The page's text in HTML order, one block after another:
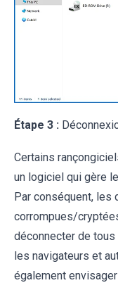
Étape 3 :
Certains
un logiciel qui gère
Par conséquent, les
corrompues/
déconnecter de
les navigateurs et
également